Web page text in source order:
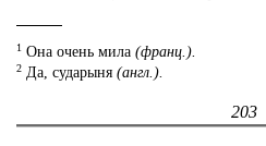
1 Она очень мила (франц.).
2 Да, сударыня (англ.).
203